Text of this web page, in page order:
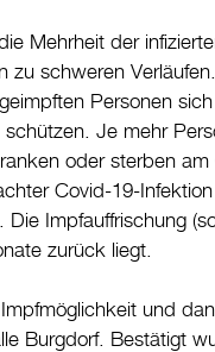
Mehrheit der
schweren
Personen
Je mehr
oder sterben
Covid-19-
Impfauffrischung
zurück liegt.
und
Burgdorf. Bestätigt